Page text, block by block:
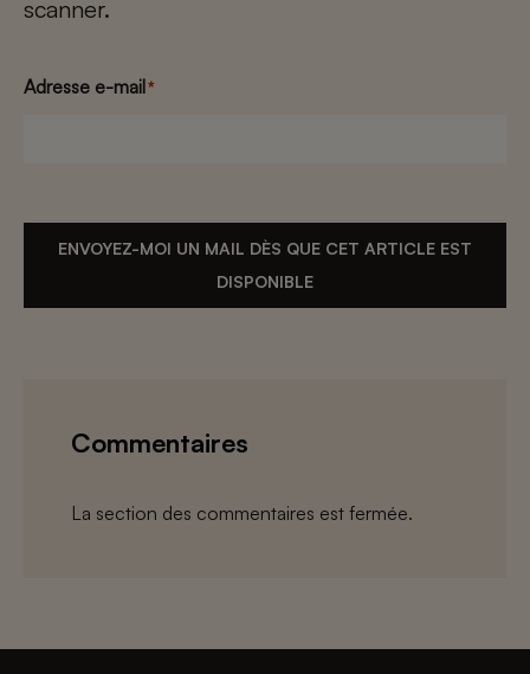
scanner.
Adresse e-mail*
ENVOYEZ-MOI UN MAIL DÈS QUE CET ARTICLE EST
DISPONIBLE
Commentaires
La section des commentaires est fermée.